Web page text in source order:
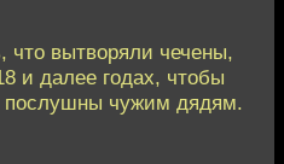
что вытворяли чечены,
и далее годах, чтобы
послушны чужим дядям.